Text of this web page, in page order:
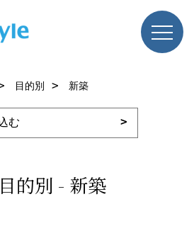
目的別 新築
的別 - 新築